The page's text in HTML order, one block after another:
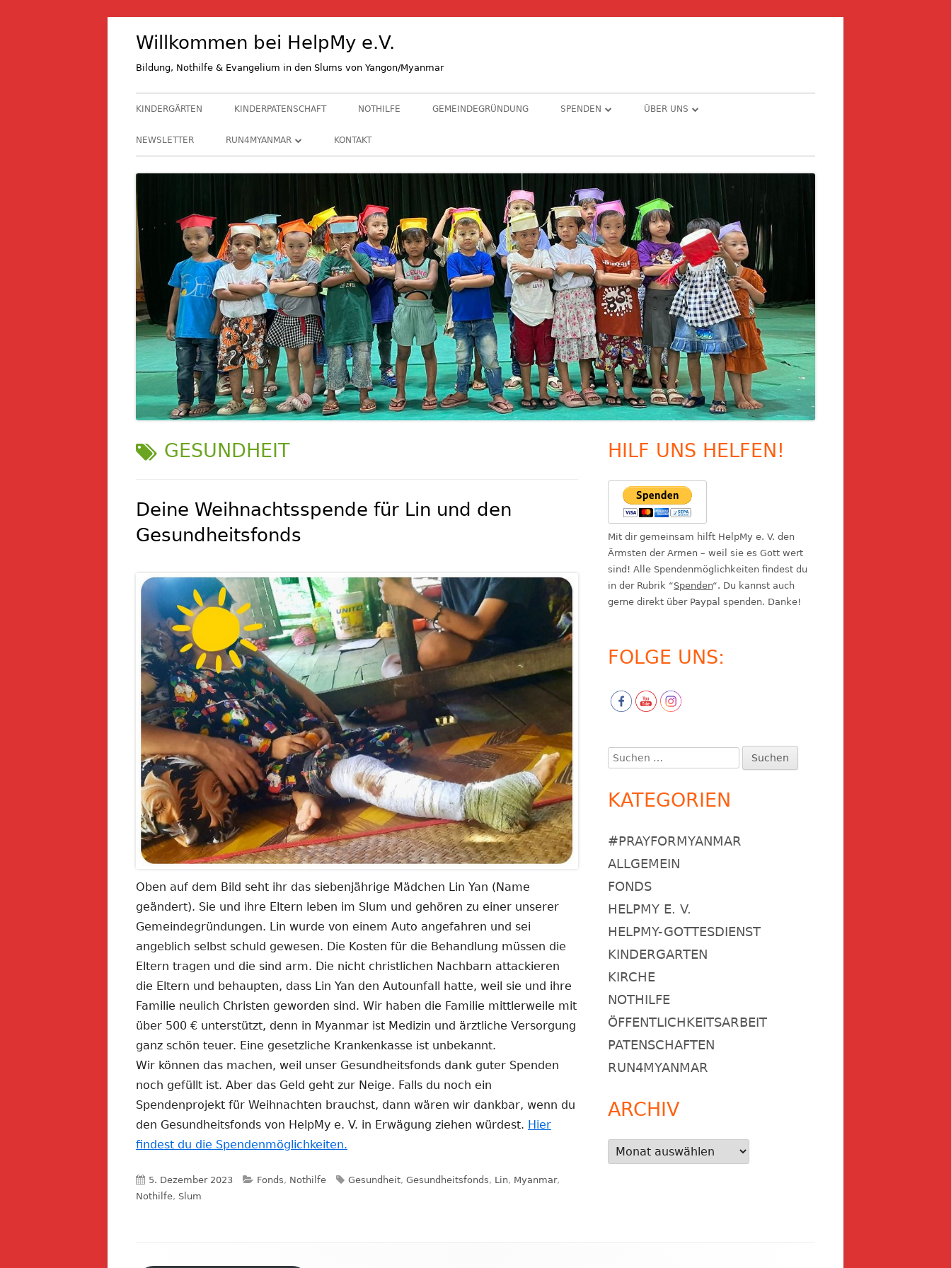
Willkommen bei HelpMy e.V.
Bildung, Nothilfe & Evangelium in den Slums von Yangon/Myanmar
Primäres
Menü
KINDERGÄRTEN KINDERPATENSCHAFT NOTHILFE GEMEINDEGRÜNDUNG SPENDEN
ALS KIRCHENGEMEINDE
HINTERGRUNDINFORMATIONEN
ÜBER UNS
NEWSLETTER RUN4MYANMAR
RUN4M 2021
KONTAKT
SCHLAGWORT:
GESUNDHEIT
Deine Weihnachtsspende für Lin und den
Gesundheitsfonds
Oben auf dem Bild seht ihr das siebenjährige Mädchen Lin Yan (Name
geändert). Sie und ihre Eltern leben im Slum und gehören zu einer unserer
Gemeindegründungen. Lin wurde von einem Auto angefahren und sei
angeblich selbst schuld gewesen. Die Kosten für die Behandlung müssen die
Eltern tragen und die sind arm. Die nicht christlichen Nachbarn attackieren
die Eltern und behaupten, dass Lin Yan den Autounfall hatte, weil sie und ihre
Familie neulich Christen geworden sind. Wir haben die Familie mittlerweile mit
über 500 € unterstützt, denn in Myanmar ist Medizin und ärztliche Versorgung
ganz schön teuer. Eine gesetzliche Krankenkasse ist unbekannt.
Wir können das machen, weil unser Gesundheitsfonds dank guter Spenden
noch gefüllt ist. Aber das Geld geht zur Neige. Falls du noch ein
Spendenprojekt für Weihnachten brauchst, dann wären wir dankbar, wenn du
den Gesundheitsfonds von HelpMy e. V. in Erwägung ziehen würdest. Hier
findest du die Spendenmöglichkeiten.
Veröffentlicht
am
5. Dezember 2023 Kategorien
Fonds, Nothilfe Schlagwörter
Gesundheit, Gesundheitsfonds, Lin, Myanmar,
Nothilfe, Slum
Haupt-
Seitenleiste
HILF UNS HELFEN!
Mit dir gemeinsam hilft HelpMy e. V. den
Ärmsten der Armen – weil sie es Gott wert
sind! Alle Spendenmöglichkeiten findest du
in der Rubrik “Spenden“. Du kannst auch
gerne direkt über Paypal spenden. Danke!
FOLGE UNS:
Suchen
nach:
KATEGORIEN
#PRAYFORMYANMAR
ALLGEMEIN
FONDS
HELPMY E. V.
HELPMY-GOTTESDIENST
KINDERGARTEN
KIRCHE
NOTHILFE
ÖFFENTLICHKEITSARBEIT
PATENSCHAFTEN
RUN4MYANMAR
ARCHIV
Archiv